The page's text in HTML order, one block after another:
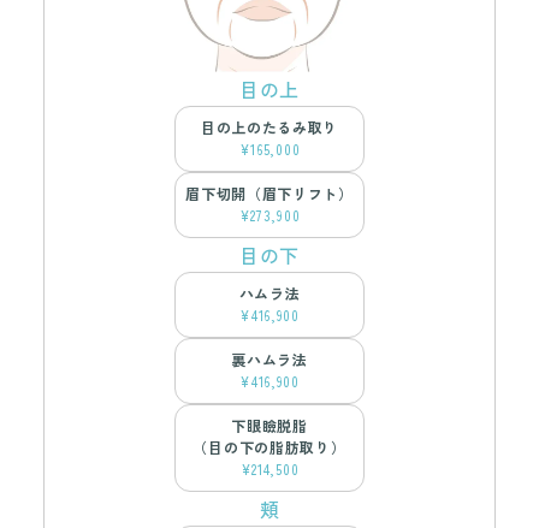
目の上
目の上のたるみ取り
¥165,000
眉下切開（眉下リフト）
¥273,900
目の下
ハムラ法
¥416,900
裏ハムラ法
¥416,900
下眼瞼脱脂
（目の下の脂肪取り）
¥214,500
頬